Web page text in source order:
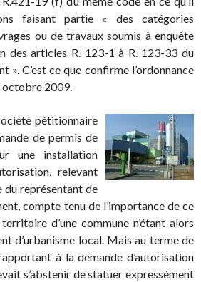
faisant partie « des catégories
ou de travaux soumis à enquête
des articles R. 123-1 à R. 123-33 du
». C’est ce que confirme l’ordonnance
octobre 2009.
pétitionnaire
de permis de
une installation
relevant
du représentant de
compte tenu de l’importance de ce
d’une commune n’étant alors
d’urbanisme local. Mais au terme de
à la demande d’autorisation
s’abstenir de statuer expressément